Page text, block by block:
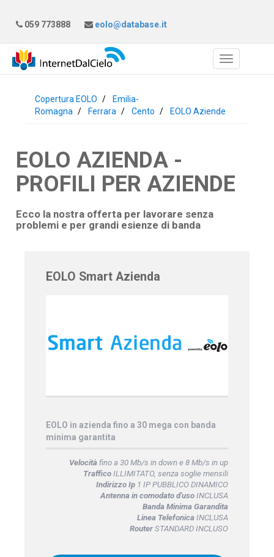
059 773888 eolo@database.it
Copertura EOLO
Emilia-
Romagna
Ferrara Cento EOLO Aziende
EOLO AZIENDA -
PROFILI PER AZIENDE
Ecco la nostra offerta per lavorare senza
problemi e per grandi esienze di banda
EOLO Smart Azienda
EOLO in azienda fino a 30 mega con banda
minima garantita
Velocitàfino a 30 Mb/s in down e 8 Mb/s in up
TrafficoILLIMITATO, senza soglie mensili
Indirizzo Ip1 IP PUBBLICO DINAMICO
Antenna in comodato d'usoINCLUSA
Banda Minima Garandita
Linea TelefonicaINCLUSA
RouterSTANDARD INCLUSO